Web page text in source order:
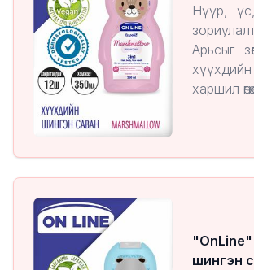
Нүүр,
Арьсыг
харшил
шингэн